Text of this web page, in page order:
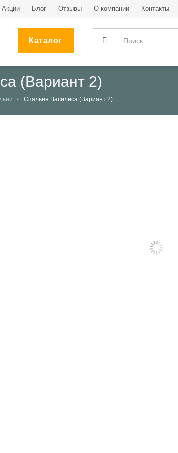
Акции Блог Отзывы О компании Контакты
Каталог
(Вариант 2)
Спальня Василиса (Вариант 2)